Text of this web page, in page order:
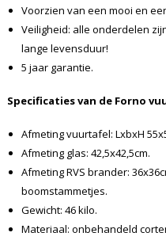
Voorzien van een mooi en
Veiligheid: alle onderdelen
lange levensduur!
5 jaar garantie.
Specificaties van de Forno
Afmeting vuurtafel: LxbxH
Afmeting glas: 42,5x42,5cm.
Afmeting RVS brander:
boomstammetjes.
Gewicht: 46 kilo.
Materiaal: onbehandeld